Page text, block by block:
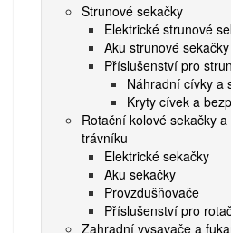
Strunové sekačky
Elektrické strunové
Aku strunové sekačky
Příslušenství pro
Náhradní cívky a
Kryty cívek a
Rotační kolové sekačky
trávníku
Elektrické sekačky
Aku sekačky
Provzdušňovače
Příslušenství pro
Zahradní vysavače a